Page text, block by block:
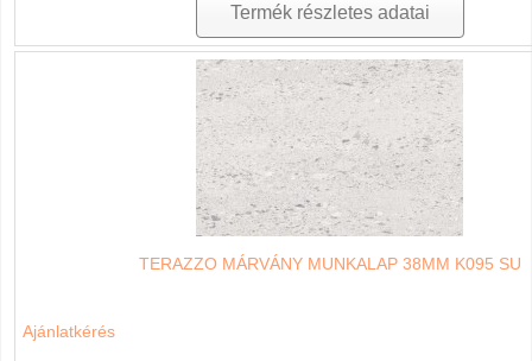
Termék részletes adatai
TERAZZO MÁRVÁNY MUNKALAP 38MM K095 SU
Ajánlatkérés